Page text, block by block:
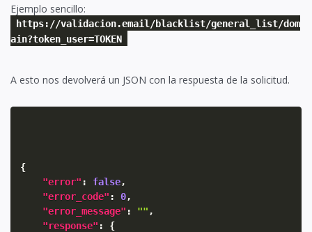
Ejemplo sencillo:
https://validacion.email/blacklist/general_list/dom
ain?token_user=TOKEN
A esto nos devolverá un JSON con la respuesta de la solicitud.
{
"error" : false,
"error_code" : 0,
"error_message" : "" ,
"response" :
{